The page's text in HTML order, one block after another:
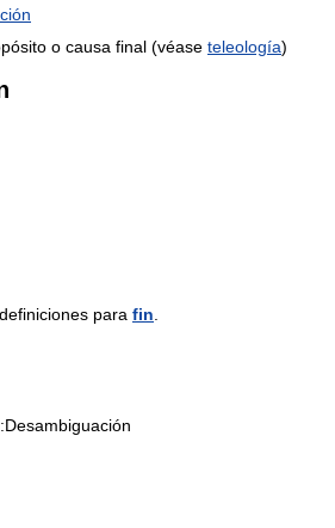
o causa final (véase teleología)
para fin